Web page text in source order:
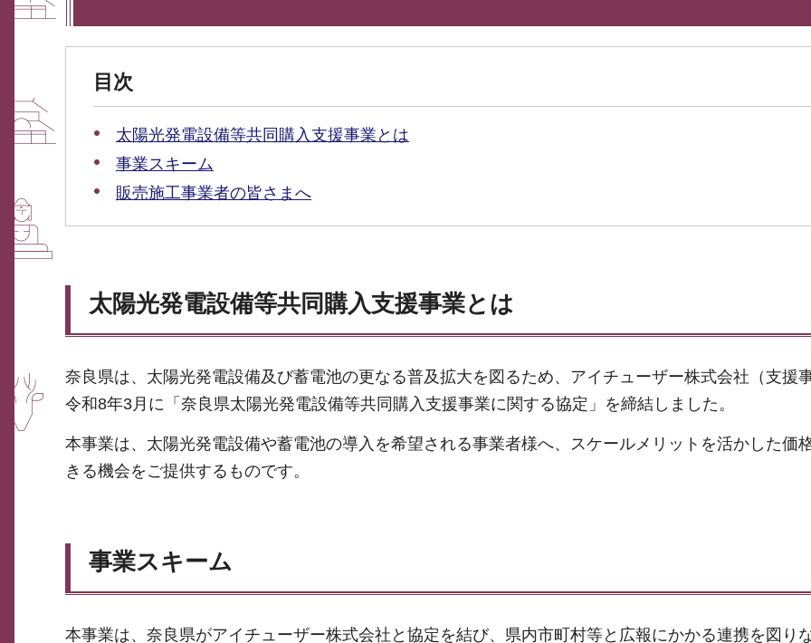
目次
太陽光発電設備等共同購入支援事業とは
事業スキーム
販売施工事業者の皆さまへ
太陽光発電設備等共同購入支援事業とは
奈良県は、太陽光発電設備及び蓄電池の更なる普及拡大を図るため、アイチューザー株式会社（支援
令和8年3月に「奈良県太陽光発電設備等共同購入支援事業に関する協定」を締結しました。
本事業は、太陽光発電設備や蓄電池の導入を希望される事業者様へ、スケールメリットを活かした価
きる機会をご提供するものです。
事業スキーム
本事業は、奈良県がアイチューザー株式会社と協定を結び、県内市町村等と広報にかかる連携を図り